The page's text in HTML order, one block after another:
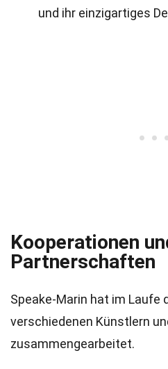
und ihr einzigartiges
Kooperationen
Partnerschaften
Speake-Marin hat im Laufe
verschiedenen Künstlern
zusammengearbeitet.